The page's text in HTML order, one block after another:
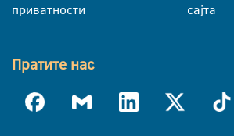
приватности
сајта
Пратите нас